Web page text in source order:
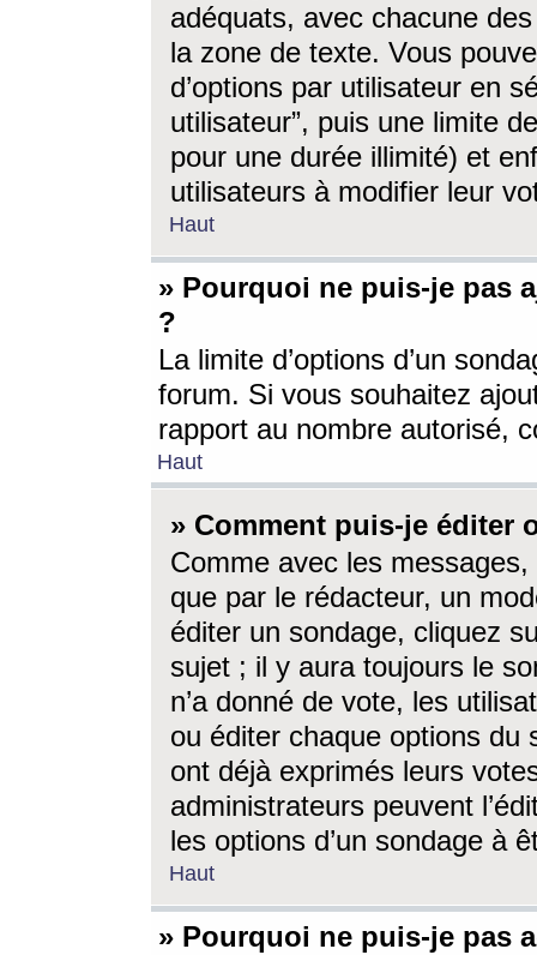
adéquats, avec chacune
la zone de texte. Vous
d’options par utilisateur en
utilisateur”, puis une limite
pour une durée illimité) et
utilisateurs à modifier leur
Haut
» Pourquoi ne puis-je pas
?
La limite d’options d’un
forum. Si vous souhaitez
rapport au nombre autorisé,
Haut
» Comment puis-je éditer
Comme avec les
que par le rédacteur, un
éditer un sondage, cliquez
sujet ; il y aura toujours le
n’a donné de vote, les
ou éditer chaque options du
ont déjà exprimés leurs
administrateurs peuvent
les options d’un sondage à
Haut
» Pourquoi ne puis-je pas